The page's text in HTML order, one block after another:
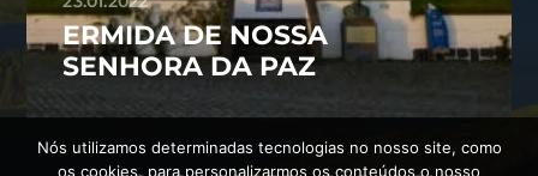
ERMIDA DE NOSSA
SENHORA DA PAZ
Nós utilizamos determinadas tecnologias no nosso site, como
os cookies, para personalizarmos os conteúdos o nosso